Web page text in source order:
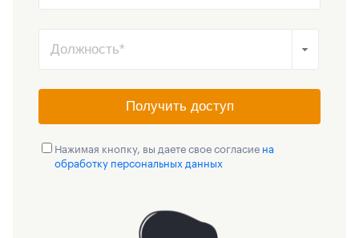
Получить доступ
Нажимая кнопку, вы даете свое согласие на
обработку персональных данных